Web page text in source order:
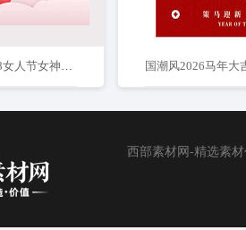
粉色浪漫清新38妇女节38女人节女神节企业海报 国潮风2026马年大
西部素材网-精选素